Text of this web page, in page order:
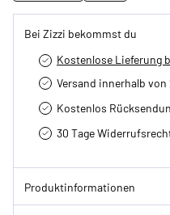
Bei Zizzi bekommst du
Kostenlose Lieferung
Versand innerhalb von
Kostenlos
30 Tage
Produktinformationen